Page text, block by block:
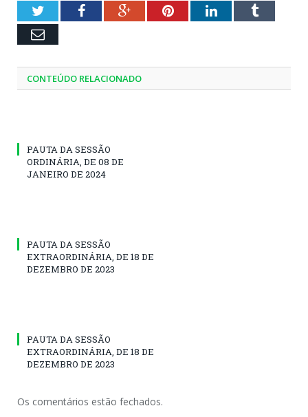
TwitterFacebookGoogle+PinterestLinkedInTumblr
Email
CONTEÚDO RELACIONADO
PAUTA DA SESSÃO
ORDINÁRIA, DE 08 DE
JANEIRO DE 2024
PAUTA DA SESSÃO
EXTRAORDINÁRIA, DE 18 DE
DEZEMBRO DE 2023
PAUTA DA SESSÃO
EXTRAORDINÁRIA, DE 18 DE
DEZEMBRO DE 2023
Os comentários estão fechados.